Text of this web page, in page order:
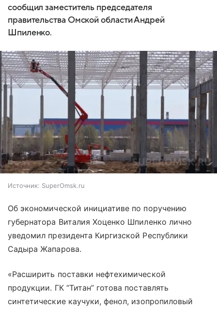
сообщил заместитель председателя
правительства Омской области Андрей
Шпиленко.
Источник: SuperOmsk.ru
Об экономической инициативе по поручению
губернатора Виталия Хоценко Шпиленко лично
уведомил президента Киргизской Республики
Садыра Жапарова.
«Расширить поставки нефтехимической
продукции. ГК “Титан” готова поставлять
синтетические каучуки, фенол, изопропиловый